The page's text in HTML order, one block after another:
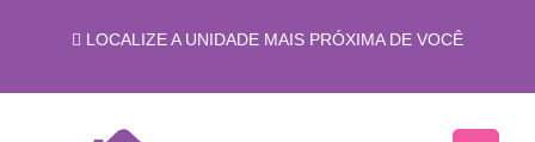
LOCALIZE A UNIDADE MAIS PRÓXIMA DE VOCÊ